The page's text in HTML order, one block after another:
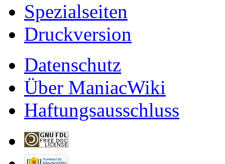
Spezialseiten
Druckversion
Datenschutz
Über ManiacWiki
Haftungsausschluss